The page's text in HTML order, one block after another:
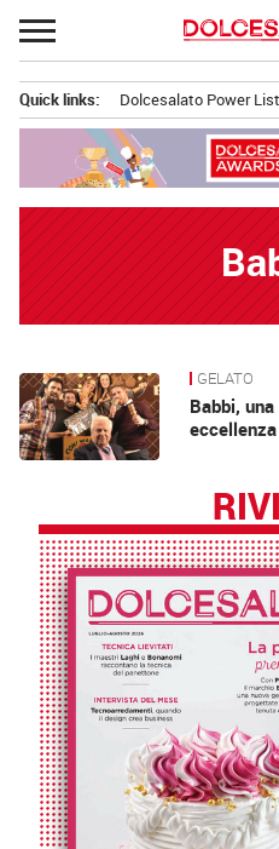
Passa
al
principale
Quick links: Dolcesalato Power List
News GELATO
Babbi,